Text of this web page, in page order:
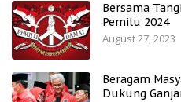
Bersama
Pemilu 2024
August 27, 2023
Beragam
Dukung